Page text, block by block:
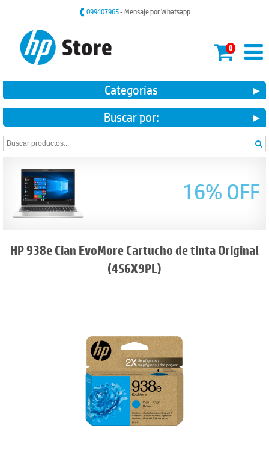
099407965- Mensaje por Whatsapp
0
Categorías
Buscar por:
16% OFF
HP 938e Cian EvoMore Cartucho de tinta Original
(4S6X9PL)